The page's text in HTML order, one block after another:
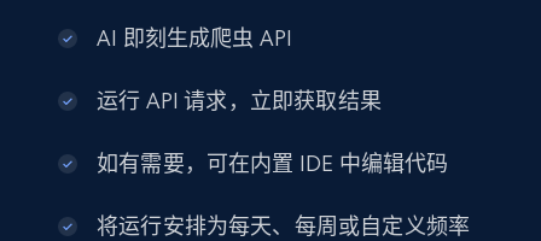
AI 即刻生成爬虫 API
运行 API 请求，立即获取结果
如有需要，可在内置 IDE 中编辑代码
将运行安排为每天、每周或自定义频率